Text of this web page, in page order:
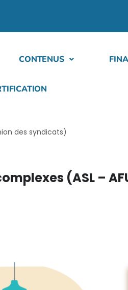
CONTENUS
des syndicats)
(ASL –